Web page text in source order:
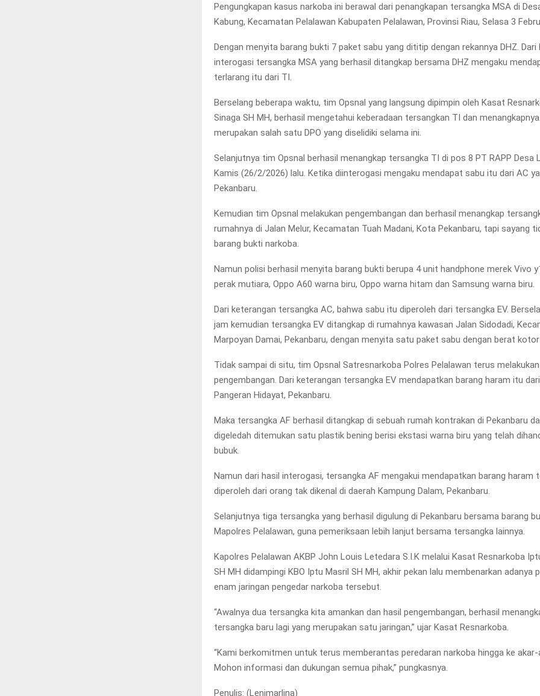
Pengungkapan kasus narkoba ini berawal dari penangkapan tersangka MSA di
Kabung, Kecamatan Pelalawan Kabupaten Pelalawan, Provinsi Riau, Selasa 3
Dengan menyita barang bukti 7 paket sabu yang dititip dengan rekannya DHZ. Dari
interogasi tersangka MSA yang berhasil ditangkap bersama DHZ mengaku
terlarang itu dari TI.
Berselang beberapa waktu, tim Opsnal yang langsung dipimpin oleh Kasat
Sinaga SH MH, berhasil mengetahui keberadaan tersangkan TI dan
merupakan salah satu DPO yang diselidiki selama ini.
Selanjutnya tim Opsnal berhasil menangkap tersangka TI di pos 8 PT RAPP Desa
Kamis (26/2/2026) lalu. Ketika diinterogasi mengaku mendapat sabu itu dari AC
Pekanbaru.
Kemudian tim Opsnal melakukan pengembangan dan berhasil menangkap
rumahnya di Jalan Melur, Kecamatan Tuah Madani, Kota Pekanbaru, tapi sayang
barang bukti narkoba.
Namun polisi berhasil menyita barang bukti berupa 4 unit handphone merek Vivo
perak mutiara, Oppo A60 warna biru, Oppo warna hitam dan Samsung warna biru.
Dari keterangan tersangka AC, bahwa sabu itu diperoleh dari tersangka EV.
jam kemudian tersangka EV ditangkap di rumahnya kawasan Jalan Sidodadi,
Marpoyan Damai, Pekanbaru, dengan menyita satu paket sabu dengan berat kotor
Tidak sampai di situ, tim Opsnal Satresnarkoba Polres Pelalawan terus melakukan
pengembangan. Dari keterangan tersangka EV mendapatkan barang haram itu
Pangeran Hidayat, Pekanbaru.
Maka tersangka AF berhasil ditangkap di sebuah rumah kontrakan di Pekanbaru
digeledah ditemukan satu plastik bening berisi ekstasi warna biru yang telah
bubuk.
Namun dari hasil interogasi, tersangka AF mengakui mendapatkan barang haram
diperoleh dari orang tak dikenal di daerah Kampung Dalam, Pekanbaru.
Selanjutnya tiga tersangka yang berhasil digulung di Pekanbaru bersama barang
Mapolres Pelalawan, guna pemeriksaan lebih lanjut bersama tersangka lainnya.
Kapolres Pelalawan AKBP John Louis Letedara S.I.K melalui Kasat Resnarkoba
SH MH didampingi KBO Iptu Masril SH MH, akhir pekan lalu membenarkan adanya
enam jaringan pengedar narkoba tersebut.
“Awalnya dua tersangka kita amankan dan hasil pengembangan, berhasil
tersangka baru lagi yang merupakan satu jaringan,” ujar Kasat Resnarkoba.
“Kami berkomitmen untuk terus memberantas peredaran narkoba hingga ke akar-
Mohon informasi dan dukungan semua pihak,” pungkasnya.
Penulis: (Lenimarlina)